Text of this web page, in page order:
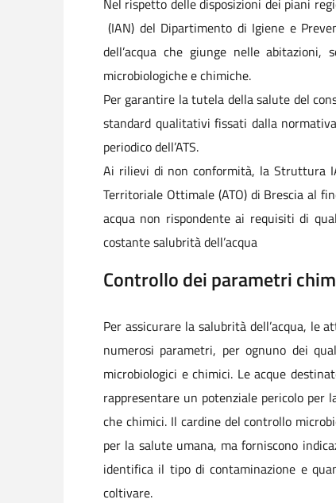
(IAN) del Dipartimento di Igiene e
dell’acqua che giunge nelle abitazioni,
microbiologiche e chimiche.
Per garantire la tutela della salute del
standard qualitativi fissati dalla
periodico dell’ATS.
Ai rilievi di non conformità, la Struttura
Territoriale Ottimale (ATO) di Brescia al
acqua non rispondente ai requisiti di
costante salubrità dell’acqua
Controllo dei parametri
Per assicurare la salubrità dell’acqua,
numerosi parametri, per ognuno dei
microbiologici e chimici. Le acque
rappresentare un potenziale pericolo
che chimici. Il cardine del controllo
per la salute umana, ma forniscono
identifica il tipo di contaminazione e
coltivare.